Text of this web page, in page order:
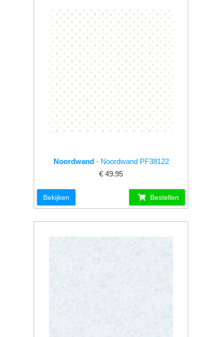
Noordwand- Noordwand PF38122
€ 49.95
Bekijken Bestellen